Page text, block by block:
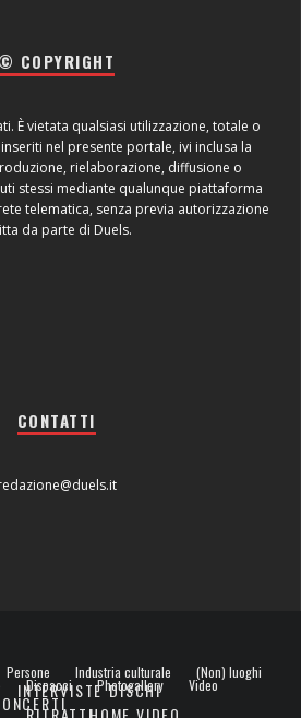
© COPYRIGHT
È vietata qualsiasi utilizzazione, totale o
nel presente portale, ivi inclusa la
rielaborazione, diffusione o
stessi mediante qualunque piattaforma
telematica, senza previa autorizzazione
da parte di Duels.
CONTATTI
Persone
INTERVISTE
Industria culturale
DISCHI
(Non) luoghi
Dispacci Photogallery Video